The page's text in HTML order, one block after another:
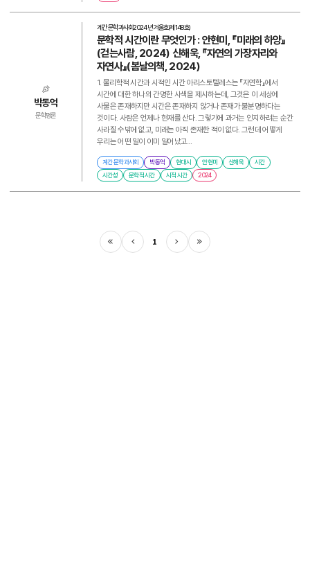
박동억
문학평론
계간 문학과사회2024년 겨울호(제148호)
문학적 시간이란 무엇인가 : 안현미, 『미래의 하양』
(걷는사람, 2024) 신해욱, 『자연의 가장자리와
자연사』(봄날의책, 2024)
1. 물리학적 시간과 시적인 시간 아리스토텔레스는 『자연학』에서
시간에 대한 하나의 간명한 사색을 제시하는데, 그것은 이 세상에
사물은 존재하지만 시간은 존재하지 않거나 존재가 불분명하다는
것이다. 사람은 언제나 현재를 산다. 그렇기에 과거는 인지하려는 순간
사라질 수밖에 없고, 미래는 아직 존재한 적이 없다. 그런데 어떻게
우리는 어떤 일이 이미 일어났고...
계간 문학과사회 박동억 현대시 안현미 신해욱
시간
시간성
문학적 시간 시적 시간 2024
처음 이전 1 다음 마지막